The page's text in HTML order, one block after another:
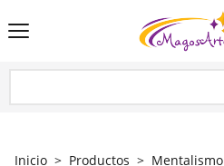
Inicio > Productos > Mentalismo